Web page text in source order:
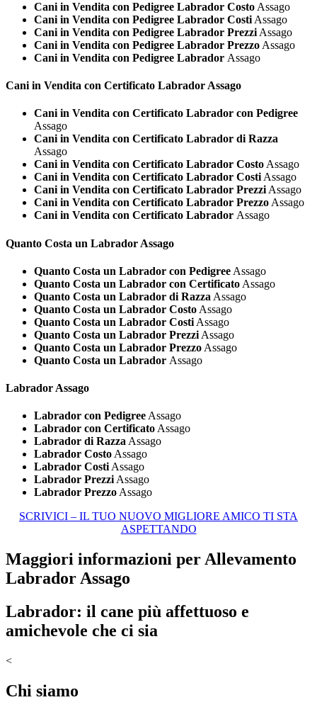
Cani in Vendita con Pedigree Labrador Costo Assago
Cani in Vendita con Pedigree Labrador Costi Assago
Cani in Vendita con Pedigree Labrador Prezzi Assago
Cani in Vendita con Pedigree Labrador Prezzo Assago
Cani in Vendita con Pedigree Labrador Assago
Cani in Vendita con Certificato Labrador Assago
Cani in Vendita con Certificato Labrador con Pedigree
Assago
Cani in Vendita con Certificato Labrador di Razza
Assago
Cani in Vendita con Certificato Labrador Costo Assago
Cani in Vendita con Certificato Labrador Costi Assago
Cani in Vendita con Certificato Labrador Prezzi Assago
Cani in Vendita con Certificato Labrador Prezzo Assago
Cani in Vendita con Certificato Labrador Assago
Quanto Costa un Labrador Assago
Quanto Costa un Labrador con Pedigree Assago
Quanto Costa un Labrador con Certificato Assago
Quanto Costa un Labrador di Razza Assago
Quanto Costa un Labrador Costo Assago
Quanto Costa un Labrador Costi Assago
Quanto Costa un Labrador Prezzi Assago
Quanto Costa un Labrador Prezzo Assago
Quanto Costa un Labrador Assago
Labrador Assago
Labrador con Pedigree Assago
Labrador con Certificato Assago
Labrador di Razza Assago
Labrador Costo Assago
Labrador Costi Assago
Labrador Prezzi Assago
Labrador Prezzo Assago
SCRIVICI – IL TUO NUOVO MIGLIORE AMICO TI STA
ASPETTANDO
Maggiori informazioni per Allevamento
Labrador Assago
Labrador: il cane più affettuoso e
amichevole che ci sia
<
Chi siamo